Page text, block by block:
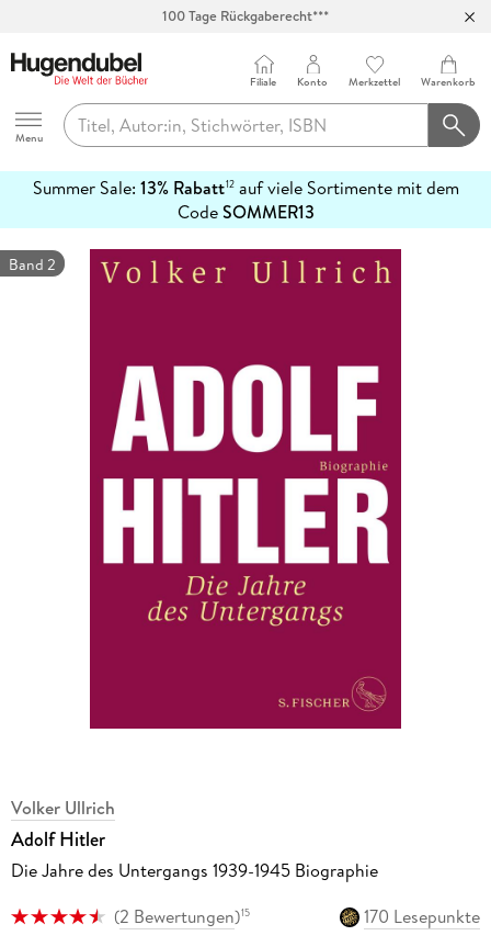
100 Tage Rückgaberecht***
Hugendubel
Menu
Filiale Konto Merkzettel Warenkorb
Summer Sale: 13% Rabatt12auf viele Sortimente mit dem
CodeSOMMER13
erfahren
Band 2
Volker Ullrich
Adolf Hitler
Die Jahre des Untergangs 1939-1945 Biographie
(2 Bewertungen)15
170 Lesepunkte